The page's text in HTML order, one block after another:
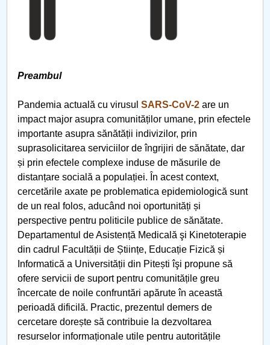
Relații Publice
Proiect PRIM STUD
Proiect SU-ETIC
Protecția datelor personale
UNIVERSITATE pentru comunitate
IOSUD/CSUD-Doctorate
Comisie de etica unversitară
Evenimente CUP
Accesibilitate pentru studenții cu dizabilități
Preambul
Pandemia actuală cu virusulSARS-CoV-2 are un
impact major asupra comunităților umane, prin efectele
importante asupra sănătății indivizilor, prin
suprasolicitarea serviciilor de îngrijiri de sănătate, dar
și prin efectele complexe induse de măsurile de
distanțare socială a populației. În acest context,
cercetările axate pe problematica epidemiologică sunt
de un real folos, aducând noi oportunități și
perspective pentru politicile publice de sănătate.
Departamentul de Asistență Medicală şi Kinetoterapie
din cadrul Facultății de Științe, Educație Fizică și
Informatică a Universității din Pitești îşi propune să
ofere servicii de suport pentru comunitățile greu
încercate de noile confruntări apărute în această
perioadă dificilă. Practic, prezentul demers de
cercetare dorește să contribuie la dezvoltarea
resurselor informaționale utile pentru autoritățile